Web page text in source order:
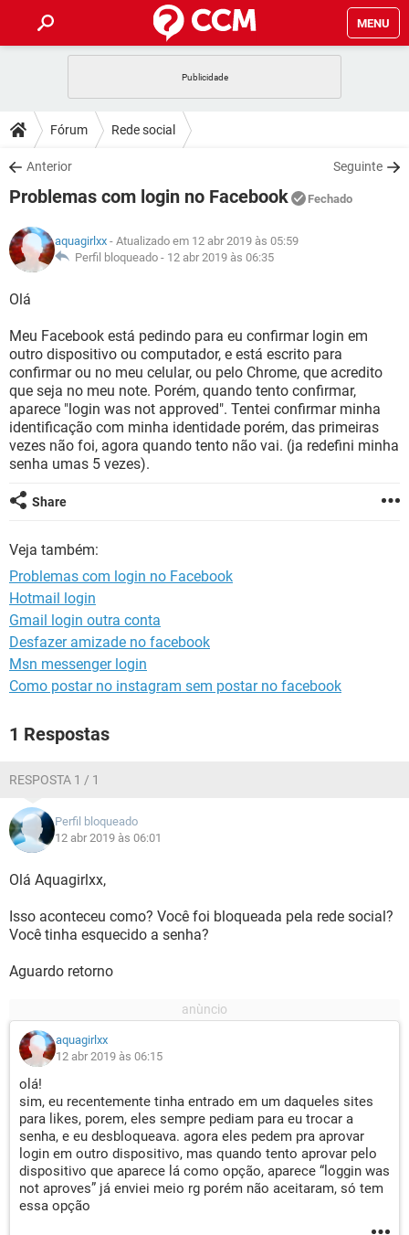
MENU
CELULAR
OUTLOOK
INSTAGRAM GMAIL
GUIA DE COMPRAS
DICAS
JOGOS
INSTAGRAM GMAIL
GUIA DE COMPRAS
DOWNLOADS
JOGOS WHATSAPP
CELULAR
OUTLOOK EXCEL
INSTAGRAM
JOGOS WHATSAPP
CELULAR
OUTLOOK
INSTAGRAM GMAIL
GUIA DE COMPRAS
GLOSSÁRIO
JOGOS
OUTLOOK EXCEL
INSTAGRAM GMAIL
GUIA DE COMPRAS
Fórum Rede social
Anterior Seguinte
Problemas com login no Facebook Fechado
aquagirlxx - Atualizado em 12 abr 2019 às 05:59
Perfil bloqueado - 12 abr 2019 às 06:35
Olá
Meu Facebook está pedindo para eu confirmar login em
outro dispositivo ou computador, e está escrito para
confirmar ou no meu celular, ou pelo Chrome, que acredito
que seja no meu note. Porém, quando tento confirmar,
aparece "login was not approved". Tentei confirmar minha
identificação com minha identidade porém, das primeiras
vezes não foi, agora quando tento não vai. (ja redefini minha
senha umas 5 vezes).
Share
Veja também:
Problemas com login no Facebook
Hotmail login
Gmail login outra conta
Desfazer amizade no facebook
Msn messenger login
Como postar no instagram sem postar no facebook
1 Respostas
RESPOSTA 1 / 1
Perfil bloqueado
12 abr 2019 às 06:01
Olá Aquagirlxx,
Isso aconteceu como? Você foi bloqueada pela rede social?
Você tinha esquecido a senha?
Aguardo retorno
aquagirlxx
12 abr 2019 às 06:15
olá!
sim, eu recentemente tinha entrado em um daqueles sites
para likes, porem, eles sempre pediam para eu trocar a
senha, e eu desbloqueava. agora eles pedem pra aprovar
login em outro dispositivo, mas quando tento aprovar pelo
dispositivo que aparece lá como opção, aparece “loggin was
not aproves” já enviei meio rg porém não aceitaram, só tem
essa opção